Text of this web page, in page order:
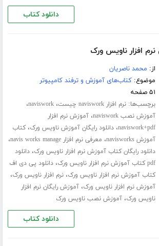
دانلود کتاب
افزار ناویس ورک
از: محمد ناصریان
موضوع:کتاب‌های آموزش و ترفند کامپیوتر
۵۱ صفحه
برچسب‌ها:نرم افزار naviswork چیست ،naviswork،
آموزش نصب naviswork ،آموزش نرم افزار
naviswork+pdf،دانلود رایگان آموزش ناویس ورک،کتاب
آموزش navisworks
، معرفی نرم افزار navis works manage ،
دانلود رایگان کتاب آموزش نرم افزار ناویس ورک،دانلود
pdf کتاب آموزش نرم افزار ناویس ورک
،دانلود پی دی اف
کتاب آموزش نرم افزار ناویس ورک،نرم افزار ناویس ورک،
آموزش نرم افزار ناویس ورک،آموزش رایگان نرم افزار
ناویس ورک،آموزش نصب ناویس ورک
دانلود کتاب